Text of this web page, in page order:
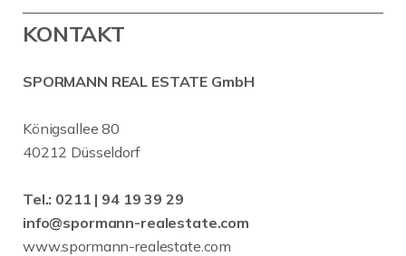
KONTAKT
SPORMANN REAL ESTATE GmbH
Königsallee 80
40212 Düsseldorf
Tel.: 0211 | 94 19 39 29
info@spormann-realestate.com
www.spormann-realestate.com